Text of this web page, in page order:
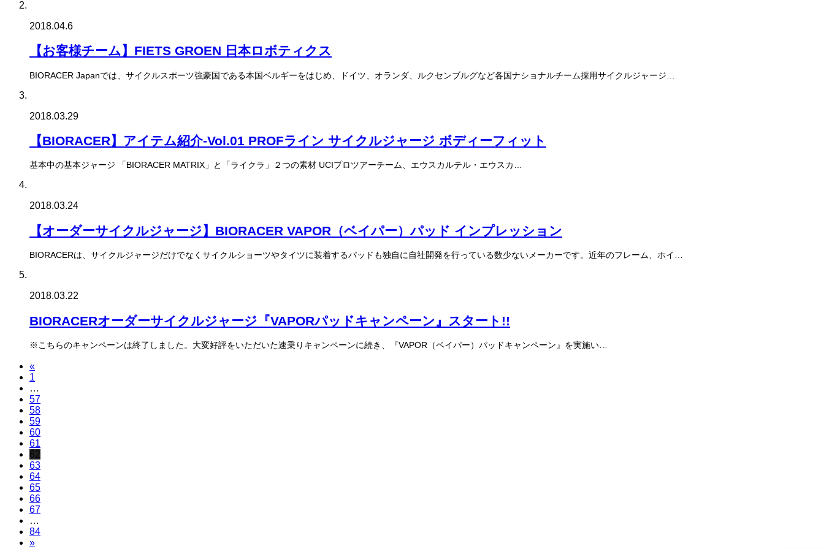
2018.04.6
【お客様チーム】FIETS GROEN 日本ロボティクス
BIORACER Japanでは、サイクルスポーツ強豪国である本国ベルギーをはじめ、ドイツ、オランダ、ルクセンブルグなど各国ナショナルチーム採用サイクルジャージ…
2018.03.29
【BIORACER】アイテム紹介-Vol.01 PROFライン サイクルジャージ ボディーフィット
基本中の基本ジャージ 「BIORACER MATRIX」と「ライクラ」２つの素材 UCIプロツアーチーム、エウスカルテル・エウスカ…
2018.03.24
【オーダーサイクルジャージ】BIORACER VAPOR（ベイパー）パッド インプレッション
BIORACERは、サイクルジャージだけでなくサイクルショーツやタイツに装着するパッドも独自に自社開発を行っている数少ないメーカーです。近年のフレーム、ホイ…
2018.03.22
BIORACERオーダーサイクルジャージ『VAPORパッドキャンペーン』スタート!!
※こちらのキャンペーンは終了しました。大変好評をいただいた速乗りキャンペーンに続き、『VAPOR（ベイパー）パッドキャンペーン』を実施い…
«
1
…
57
58
59
60
61
62
63
64
65
66
67
…
84
»